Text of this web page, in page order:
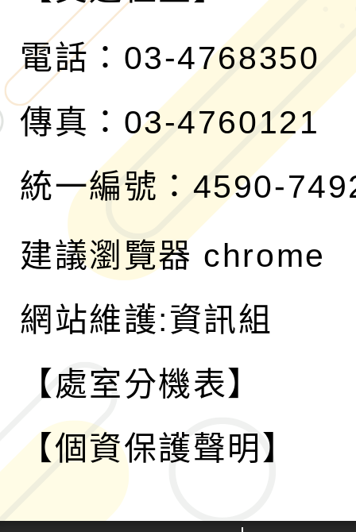
電話：03-4768350
傳真：03-4760121
統一編號：4590-
建議瀏覽器 chrome
網站維護:資訊組
【處室分機表】
【個資保護聲明】